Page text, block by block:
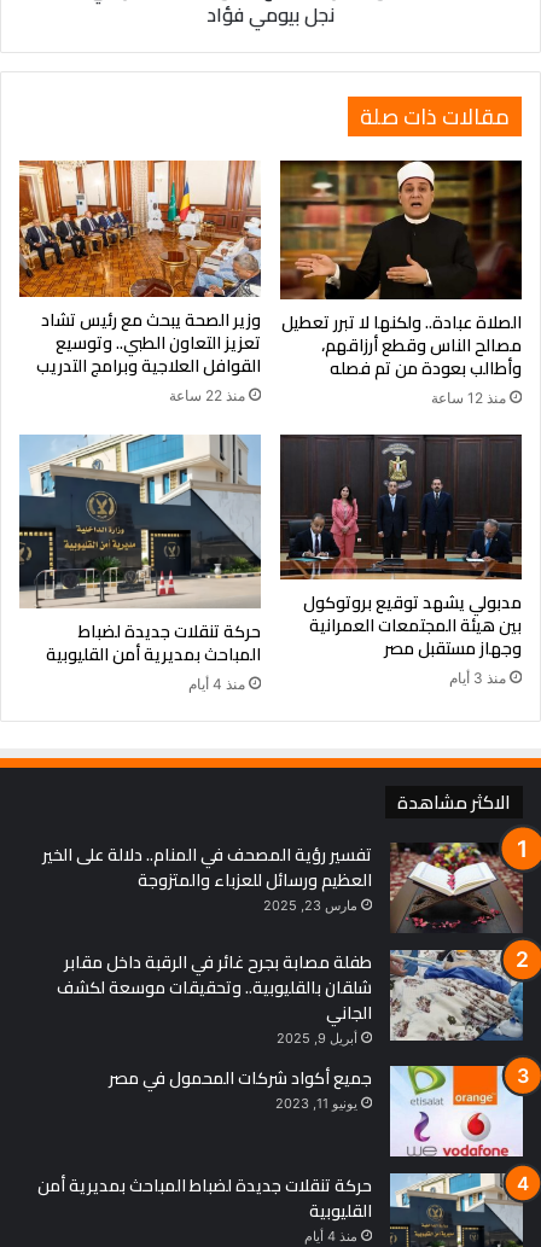
نجل بيومي فؤاد
مقالات ذات صلة
الصلاة عبادة.. ولكنها لا تبرر تعطيل
مصالح الناس وقطع أرزاقهم،
وأطالب بعودة من تم فصله
منذ 12 ساعة
وزير الصحة يبحث مع رئيس تشاد
تعزيز التعاون الطبي.. وتوسيع
القوافل العلاجية وبرامج التدريب
منذ 22 ساعة
مدبولي يشهد توقيع بروتوكول
بين هيئة المجتمعات العمرانية
وجهاز مستقبل مصر
منذ 3 أيام
حركة تنقلات جديدة لضباط
المباحث بمديرية أمن القليوبية
منذ 4 أيام
الاكثر مشاهدة
تفسير رؤية المصحف في المنام.. دلالة على الخير
العظيم ورسائل للعزباء والمتزوجة
مارس 23, 2025
طفلة مصابة بجرح غائر في الرقبة داخل مقابر
شلقان بالقليوبية.. وتحقيقات موسعة لكشف
الجاني
أبريل 9, 2025
جميع أكواد شركات المحمول في مصر
يونيو 11, 2023
حركة تنقلات جديدة لضباط المباحث بمديرية أمن
القليوبية
منذ 4 أيام